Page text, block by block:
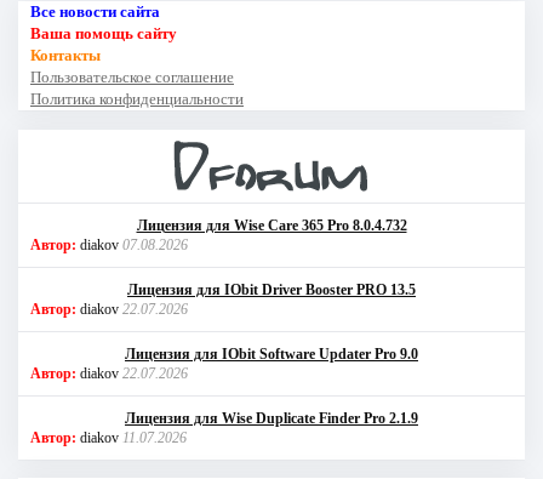
Все новости сайта
Ваша помощь сайту
Контакты
Пользовательское соглашение
Политика конфиденциальности
Лицензия для Wise Care 365 Pro 8.0.4.732
Автор: diakov 07.08.2026
Лицензия для IObit Driver Booster PRO 13.5
Автор: diakov 22.07.2026
Лицензия для IObit Software Updater Pro 9.0
Автор: diakov 22.07.2026
Лицензия для Wise Duplicate Finder Pro 2.1.9
Автор: diakov 11.07.2026